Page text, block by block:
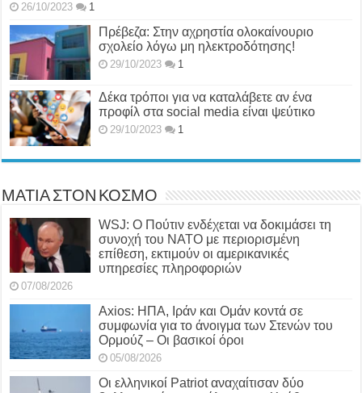
26/10/2023 1
Πρέβεζα: Στην αχρηστία ολοκαίνουριο
σχολείο λόγω μη ηλεκτροδότησης!
29/10/2023 1
Δέκα τρόποι για να καταλάβετε αν ένα
προφίλ στα social media είναι ψεύτικο
29/10/2023 1
ΜΑΤΙΑ ΣΤΟΝ ΚΟΣΜΟ
WSJ: Ο Πούτιν ενδέχεται να δοκιμάσει τη
συνοχή του ΝΑΤΟ με περιορισμένη
επίθεση, εκτιμούν οι αμερικανικές
υπηρεσίες πληροφοριών
07/08/2026
Axios: ΗΠΑ, Ιράν και Ομάν κοντά σε
συμφωνία για το άνοιγμα των Στενών του
Ορμούζ – Οι βασικοί όροι
05/08/2026
Οι ελληνικοί Patriot αναχαίτισαν δύο